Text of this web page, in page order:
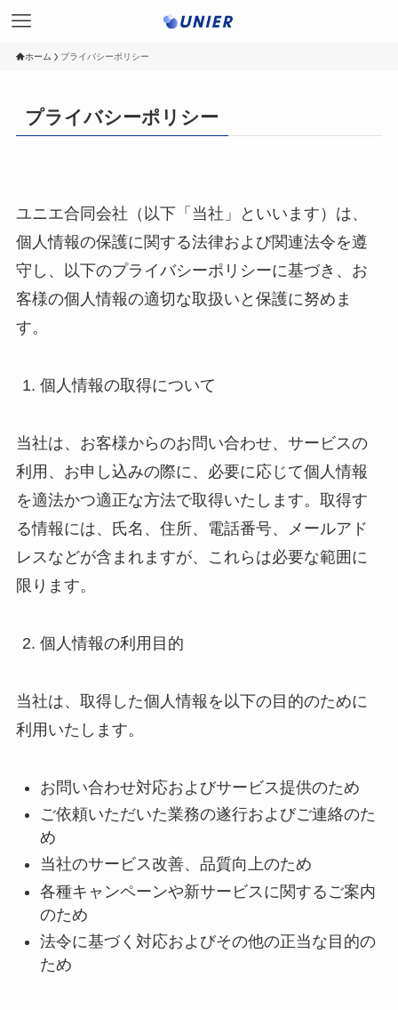
ホーム プライバシーポリシー
プライバシーポリシー
ユニエ合同会社（以下「当社」といいます）は、
個人情報の保護に関する法律および関連法令を遵
守し、以下のプライバシーポリシーに基づき、お
客様の個人情報の適切な取扱いと保護に努めま
す。
個人情報の取得について
当社は、お客様からのお問い合わせ、サービスの
利用、お申し込みの際に、必要に応じて個人情報
を適法かつ適正な方法で取得いたします。取得す
る情報には、氏名、住所、電話番号、メールアド
レスなどが含まれますが、これらは必要な範囲に
限ります。
個人情報の利用目的
当社は、取得した個人情報を以下の目的のために
利用いたします。
お問い合わせ対応およびサービス提供のため
ご依頼いただいた業務の遂行およびご連絡のた
め
当社のサービス改善、品質向上のため
各種キャンペーンや新サービスに関するご案内
のため
法令に基づく対応およびその他の正当な目的の
ため